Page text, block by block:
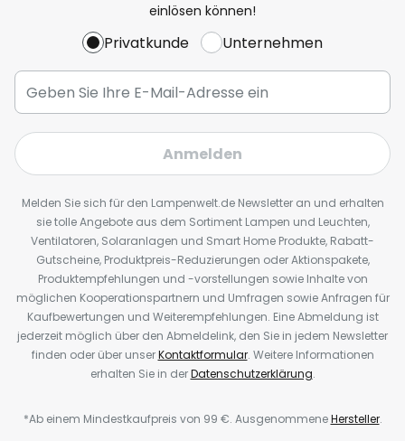
einlösen können!
Privatkunde Unternehmen
Anmelden
Melden Sie sich für den Lampenwelt.de Newsletter an und erhalten
sie tolle Angebote aus dem Sortiment Lampen und Leuchten,
Ventilatoren, Solaranlagen und Smart Home Produkte, Rabatt-
Gutscheine, Produktpreis-Reduzierungen oder Aktionspakete,
Produktempfehlungen und -vorstellungen sowie Inhalte von
möglichen Kooperationspartnern und Umfragen sowie Anfragen für
Kaufbewertungen und Weiterempfehlungen. Eine Abmeldung ist
jederzeit möglich über den Abmeldelink, den Sie in jedem Newsletter
finden oder über unserKontaktformular. Weitere Informationen
erhalten Sie in derDatenschutzerklärung.
*Ab einem Mindestkaufpreis von 99 €. AusgenommeneHersteller.